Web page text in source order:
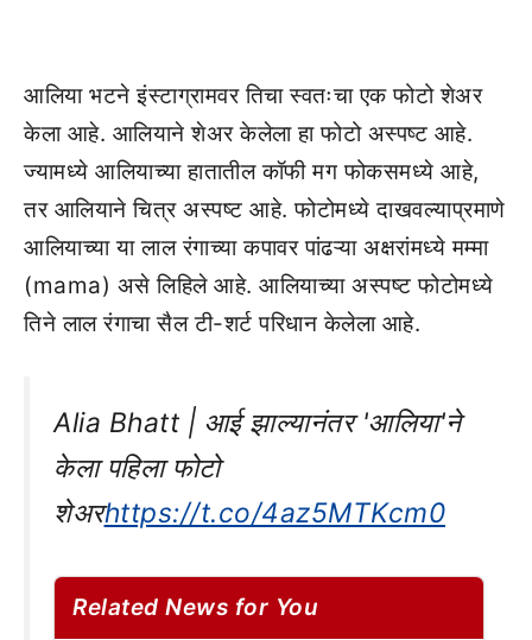
आलिया भटने इंस्टाग्रामवर तिचा स्वतःचा एक फोटो शेअर
केला आहे. आलियाने शेअर केलेला हा फोटो अस्पष्ट आहे.
ज्यामध्ये आलियाच्या हातातील कॉफी मग फोकसमध्ये आहे,
तर आलियाने चित्र अस्पष्ट आहे. फोटोमध्ये दाखवल्याप्रमाणे
आलियाच्या या लाल रंगाच्या कपावर पांढऱ्या अक्षरांमध्ये मम्मा
(mama) असे लिहिले आहे. आलियाच्या अस्पष्ट फोटोमध्ये
तिने लाल रंगाचा सैल टी-शर्ट परिधान केलेला आहे.
Alia Bhatt | आई झाल्यानंतर 'आलिया'ने
केला पहिला फोटो
शेअरhttps://t.co/4az5MTKcm0
Related News for You